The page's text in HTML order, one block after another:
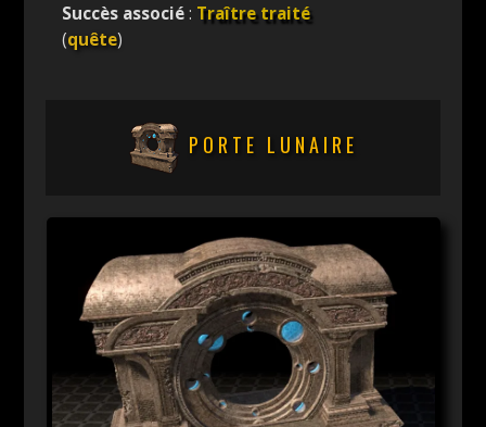
Succès associé: Traître traité
(quête)
PORTE LUNAIRE